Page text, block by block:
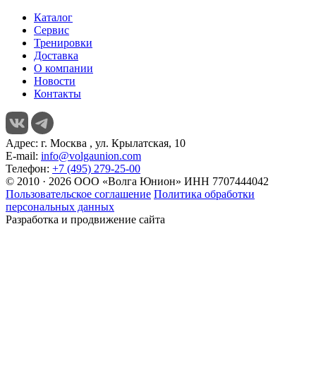
Каталог
Сервис
Тренировки
Доставка
О компании
Новости
Контакты
Адрес: г. Москва , ул. Крылатская, 10
E-mail: info@volgaunion.com
Телефон: +7 (495) 279-25-00
© 2010 · 2026 ООО «Волга Юнион» ИНН 7707444042
Пользовательское соглашение Политика обработки
персональных данных
Разработка и продвижение сайта